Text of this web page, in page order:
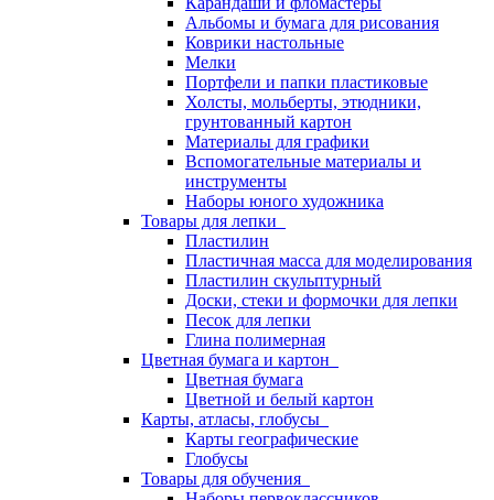
Альбомы и бумага для рисования
Коврики настольные
Мелки
Портфели и папки пластиковые
Холсты, мольберты, этюдники,
грунтованный картон
Материалы для графики
Вспомогательные материалы и
инструменты
Наборы юного художника
Товары для лепки
Пластилин
Пластичная масса для моделирования
Пластилин скульптурный
Доски, стеки и формочки для лепки
Песок для лепки
Глина полимерная
Цветная бумага и картон
Цветная бумага
Цветной и белый картон
Карты, атласы, глобусы
Карты географические
Глобусы
Товары для обучения